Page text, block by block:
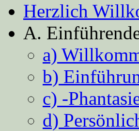
Herzlich
A.
a)
b)
c) -
d)